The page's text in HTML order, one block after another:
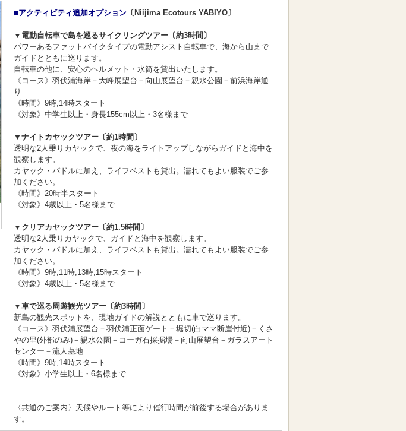
■アクティビティ追加オプション 〔Niijima Ecotours YABIYO〕
▼電動自転車で島を巡るサイクリングツアー〔約3時間〕
パワーあるファットバイクタイプの電動アシスト自転車で、海から山まで
ガイドとともに巡ります。
自転車の他に、安心のヘルメット・水筒を貸出いたします。
《コース》羽伏浦海岸－大峰展望台－向山展望台－親水公園－前浜海岸通
り
《時間》9時,14時スタート
《対象》中学生以上・身長155cm以上・3名様まで
▼ナイトカヤックツアー〔約1時間〕
透明な2人乗りカヤックで、夜の海をライトアップしながらガイドと海中を
観察します。
カヤック・パドルに加え、ライフベストも貸出。濡れてもよい服装でご参
加ください。
《時間》20時半スタート
《対象》4歳以上・5名様まで
▼クリアカヤックツアー〔約1.5時間〕
透明な2人乗りカヤックで、ガイドと海中を観察します。
カヤック・パドルに加え、ライフベストも貸出。濡れてもよい服装でご参
加ください。
《時間》9時,11時,13時,15時スタート
《対象》4歳以上・5名様まで
▼車で巡る周遊観光ツアー〔約3時間〕
新島の観光スポットを、現地ガイドの解説とともに車で巡ります。
《コース》羽伏浦展望台－羽伏浦正面ゲート－堀切(白ママ断崖付近)－くさ
やの里(外部のみ)－親水公園－コーガ石採掘場－向山展望台－ガラスアート
センター－流人墓地
《時間》9時,14時スタート
《対象》小学生以上・6名様まで
〈共通のご案内〉天候やルート等により催行時間が前後する場合がありま
す。